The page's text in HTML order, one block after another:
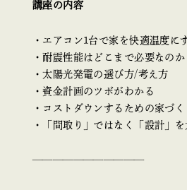
講座の内容
・エアコン1台で家を快適温度に
・耐震性能はどこまで必要なの
・太陽光発電の選び方/考え方
・資金計画のツボがわかる
・コストダウンするための家づ
・「間取り」ではなく「設計」を
———————————